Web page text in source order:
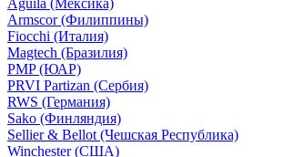
Aguila (Мексика)
Armscor (Филиппины)
Fiocchi (Италия)
Magtech (Бразилия)
PMP (ЮАР)
PRVI Partizan (Сербия)
RWS (Германия)
Sako (Финляндия)
Sellier & Bellot (Чешская Республика)
Winchester (США)